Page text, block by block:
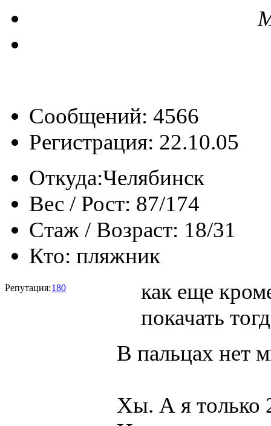
Сообщений: 4566
Регистрация: 22.10.05
Откуда:Челябинск
Вес / Рост: 87/174
Стаж / Возраст: 18/31
Кто: пляжник
Репутация:180
как еще
покачать
В пальцах нет
Хы. А я только